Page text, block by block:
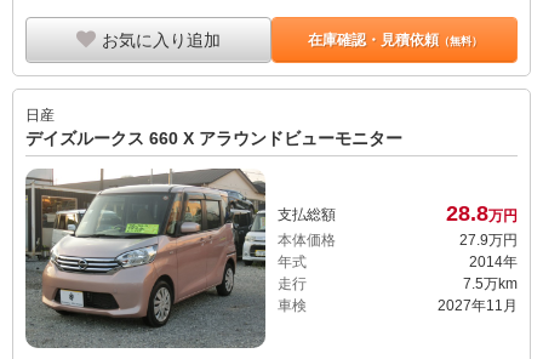
お気に入り追加 在庫確認・見積依頼（無料）
日産
デイズルークス 660 X アラウンドビューモニター
支払総額 28.8万円
本体価格
27. 9万円
年式
2014年
走行
7.5万km
車検
2027年11月